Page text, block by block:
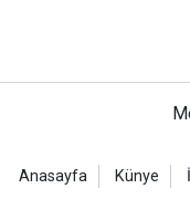
Anasayfa Künye